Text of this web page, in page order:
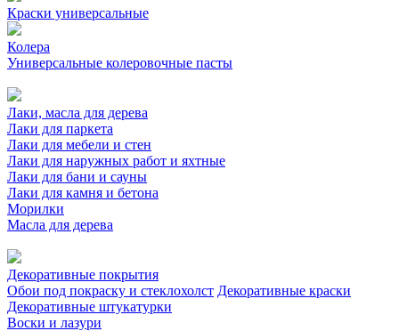
Краски универсальные
Колера
Универсальные колеровочные пасты
Лаки, масла для дерева
Лаки для паркета
Лаки для мебели и стен
Лаки для наружных работ и яхтные
Лаки для бани и сауны
Лаки для камня и бетона
Морилки
Масла для дерева
Декоративные покрытия
Обои под покраску и стеклохолст Декоративные краски
Декоративные штукатурки
Воски и лазури